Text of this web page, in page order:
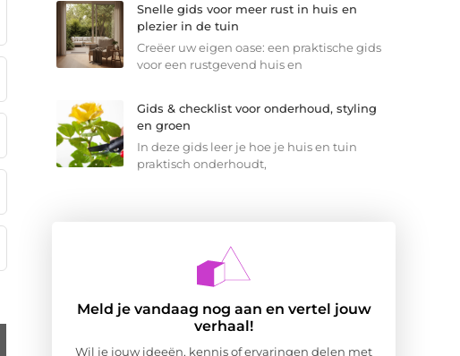
Snelle gids voor meer rust in huis en
plezier in de tuin
Creëer uw eigen oase: een praktische gids
voor een rustgevend huis en
Gids & checklist voor onderhoud, styling
en groen
In deze gids leer je hoe je huis en tuin
praktisch onderhoudt,
Meld je vandaag nog aan en vertel jouw
verhaal!
Wil je jouw ideeën, kennis of ervaringen delen met